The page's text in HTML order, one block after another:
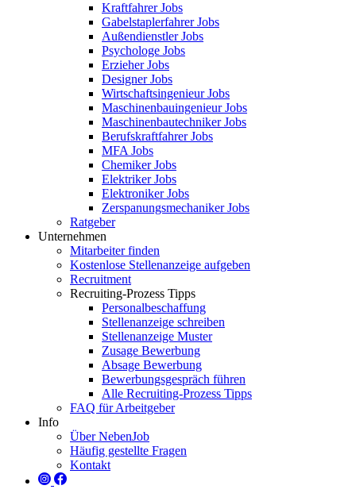
Kraftfahrer Jobs
Gabelstaplerfahrer Jobs
Außendienstler Jobs
Psychologe Jobs
Erzieher Jobs
Designer Jobs
Wirtschaftsingenieur Jobs
Maschinenbauingenieur Jobs
Maschinenbautechniker Jobs
Berufskraftfahrer Jobs
MFA Jobs
Chemiker Jobs
Elektriker Jobs
Elektroniker Jobs
Zerspanungsmechaniker Jobs
Ratgeber
Unternehmen
Mitarbeiter finden
Kostenlose Stellenanzeige aufgeben
Recruitment
Recruiting-Prozess Tipps
Personalbeschaffung
Stellenanzeige schreiben
Stellenanzeige Muster
Zusage Bewerbung
Absage Bewerbung
Bewerbungsgespräch führen
Alle Recruiting-Prozess Tipps
FAQ für Arbeitgeber
Info
Über NebenJob
Häufig gestellte Fragen
Kontakt